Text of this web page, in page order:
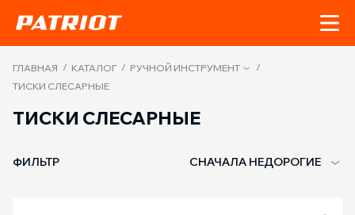
ГЛАВНАЯ / КАТАЛОГ / РУЧНОЙ ИНСТРУМЕНТ
/
ТИСКИ СЛЕСАРНЫЕ
ТИСКИ СЛЕСАРНЫЕ
ФИЛЬТР СНАЧАЛА НЕДОРОГИЕ